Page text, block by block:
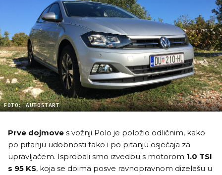
FOTO: AUTOSTART
Prve dojmove s vožnji Polo je položio odličnim, kako
po pitanju udobnosti tako i po pitanju osjećaja za
upravljačem. Isprobali smo izvedbu s motorom 1.0 TSI
s 95 KS, koja se doima posve ravnopravnom dizelašu u